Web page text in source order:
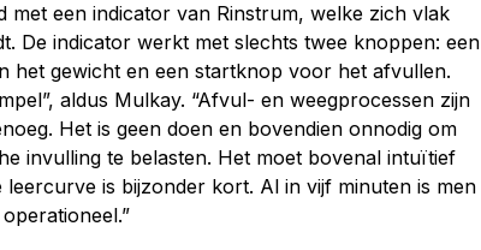
met een indicator van Rinstrum, welke zich vlak
De indicator werkt met slechts twee knoppen: een
het gewicht en een startknop voor het afvullen.
aldus Mulkay. “Afvul- en weegprocessen zijn
Het is geen doen en bovendien onnodig om
invulling te belasten. Het moet bovenal intuïtief
leercurve is bijzonder kort. Al in vijf minuten is men